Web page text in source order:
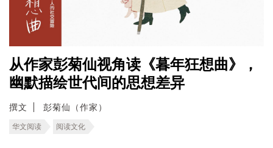
从作家彭菊仙视角读《暮年狂想曲》，
幽默描绘世代间的思想差异
撰文 彭菊仙（作家）
华文阅读 阅读文化